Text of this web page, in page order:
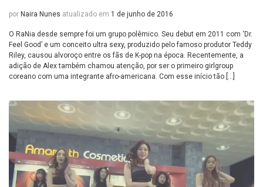
por Naira Nunes atualizado em 1 de junho de 2016
O RaNia desde sempre foi um grupo polêmico. Seu debut em 2011 com ‘Dr.
Feel Good’ e um conceito ultra sexy, produzido pelo famoso produtor Teddy
Riley, causou alvoroço entre os fãs de K-pop na época. Recentemente, a
adição de Alex também chamou atenção, por ser o primeiro girlgroup
coreano com uma integrante afro-americana. Com esse início tão […]